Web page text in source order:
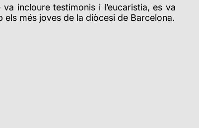
incloure testimonis i l’eucaristia, es va
els més joves de la diòcesi de Barcelona.